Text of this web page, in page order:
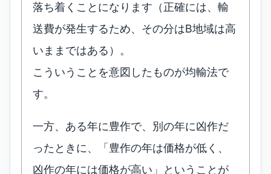
落ち着くことになります（正確には、輸
送費が発生するため、その分はB地域は高
いままではある）。
こういうことを意図したものが均輸法で
す。
一方、ある年に豊作で、別の年に凶作だ
ったときに、「豊作の年は価格が低く、
凶作の年には価格が高い」ということが